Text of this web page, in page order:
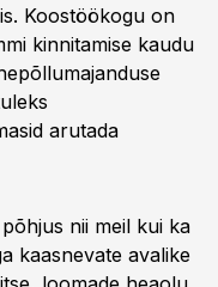
Koostöökogu on
kinnitamise kaudu
arutada
nii meil kui ka
kaasnevate avalike